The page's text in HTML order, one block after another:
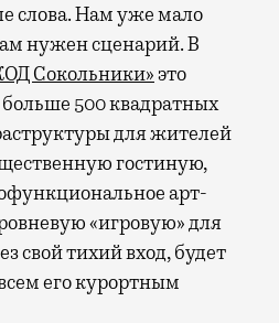
слова. Нам уже мало
нужен сценарий. В
Сокольники»это
500 квадратных
для жителей
гостиную,
арт-
«игровую» для
свой тихий вход, будет
его курортным